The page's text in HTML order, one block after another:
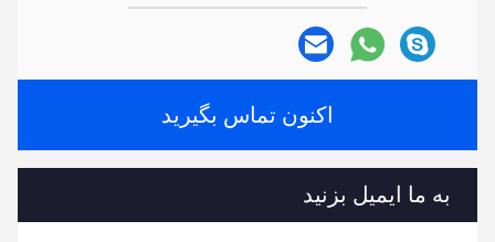
اکنون تماس بگیرید
به ما ایمیل بزنید